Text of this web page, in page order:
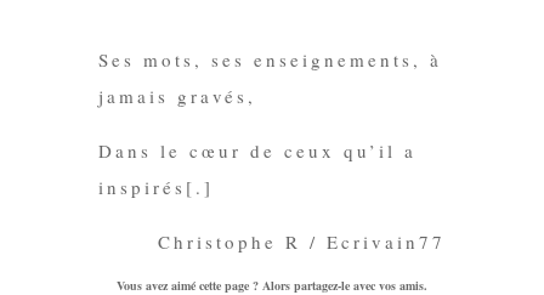
Ses mots, ses enseignements , à
jamais gravés,
Dans le cœur de ceux qu’il a
inspirés [.]
Christophe R / Ecrivain77
Vous avez aimé cette page ? Alors partagez-le avec vos amis.